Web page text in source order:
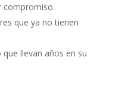
compromiso.
que ya no tienen
llevan años en su